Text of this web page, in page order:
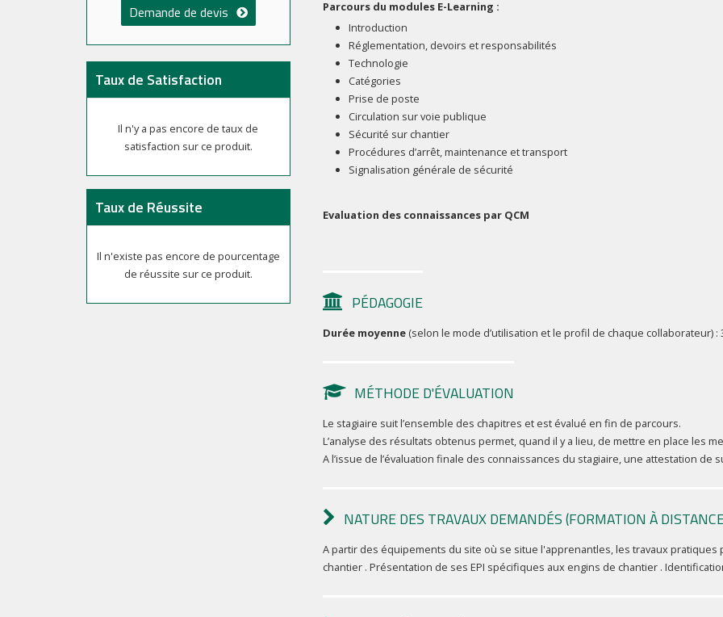
Demande de devis
Taux de Satisfaction
Il n'y a pas encore de taux de
satisfaction sur ce produit.
Taux de Réussite
Il n'existe pas encore de pourcentage
de réussite sur ce produit.
Parcours du modules E-Learning :
Introduction
Réglementation, devoirs et responsabilités
Technologie
Catégories
Prise de poste
Circulation sur voie publique
Sécurité sur chantier
Procédures d’arrêt, maintenance et transport
Signalisation générale de sécurité
Evaluation des connaissances par QCM
PÉDAGOGIE
Durée moyenne(selon le mode d’utilisation et le profil de chaque collaborateur) :
MÉTHODE D'ÉVALUATION
Le stagiaire suit l’ensemble des chapitres et est évalué en fin de parcours.
L’analyse des résultats obtenus permet, quand il y a lieu, de mettre en place les
A l’issue de l’évaluation finale des connaissances du stagiaire, une attestation de
NATURE DES TRAVAUX DEMANDÉS (FORMATION À
A partir des équipements du site où se situe l'apprenantles, les travaux
chantier . Présentation de ses EPI spécifiques aux engins de chantier .